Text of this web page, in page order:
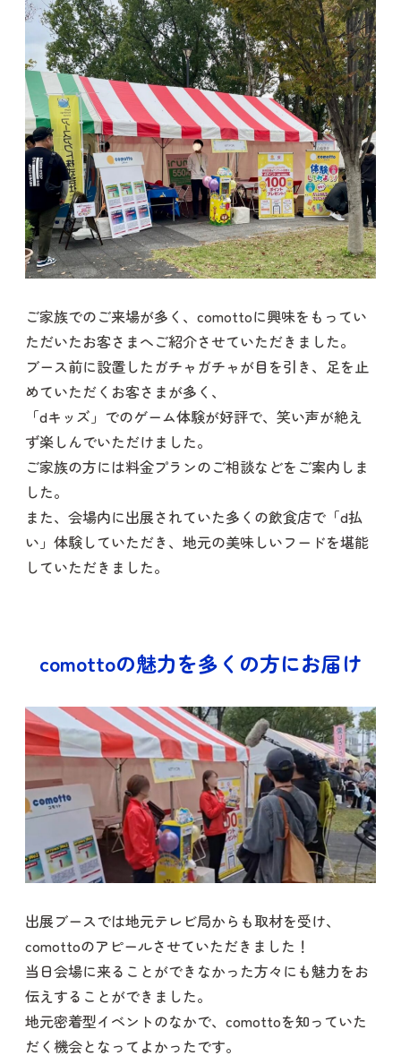
ご家族でのご来場が多く、comottoに興味をもってい
ただいたお客さまへご紹介させていただきました。
ブース前に設置したガチャガチャが目を引き、足を止
めていただくお客さまが多く、
「dキッズ」でのゲーム体験が好評で、笑い声が絶え
ず楽しんでいただけました。
ご家族の方には料金プランのご相談などをご案内しま
した。
また、会場内に出展されていた多くの飲食店で「d払
い」体験していただき、地元の美味しいフードを堪能
していただきました。
comottoの魅力を多くの方にお届け
出展ブースでは地元テレビ局からも取材を受け、
comottoのアピールさせていただきました！
当日会場に来ることができなかった方々にも魅力をお
伝えすることができました。
地元密着型イベントのなかで、comottoを知っていた
だく機会となってよかったです。